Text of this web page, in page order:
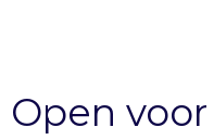
Open